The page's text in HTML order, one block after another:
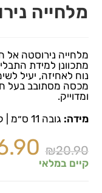
מלחייה
מלחייה נירוסטה אל
מתכוונן למידת
נוח לאחיזה, יעיל
מכסה מסתובב בעל
ומדוייק.
מידה: גובה 11 ס״מ | קוטר 6 ס״מ.
₪20.90
קיים במלאי